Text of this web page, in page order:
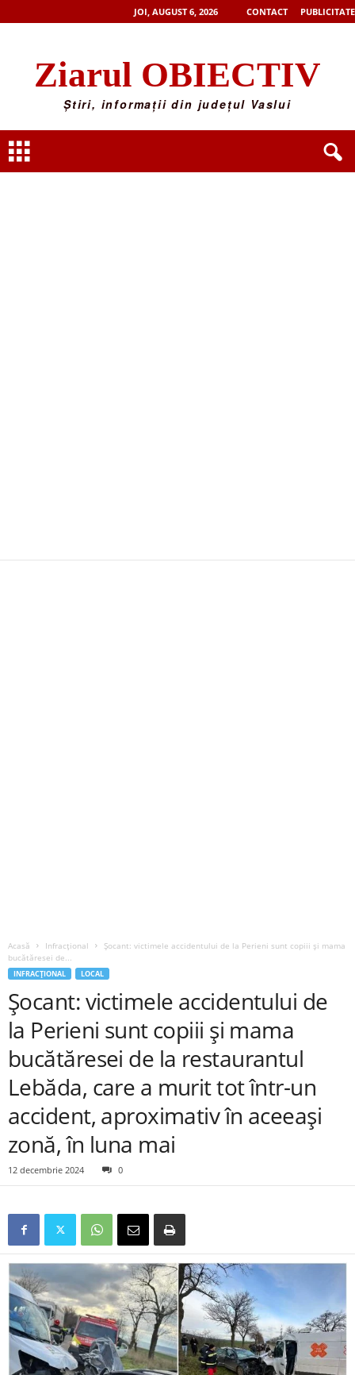
JOI, AUGUST 6, 2026 CONTACT PUBLICITATE
Ziarul OBIECTIV
Știri, informații din județul Vaslui
Acasă Infracțional
Șocant: victimele accidentului de la Perieni sunt copiii și mama
bucătăresei de...
INFRACȚIONAL LOCAL
Șocant: victimele accidentului de
la Perieni sunt copiii și mama
bucătăresei de la restaurantul
Lebăda, care a murit tot într-un
accident, aproximativ în aceeași
zonă, în luna mai
12 decembrie 2024 0